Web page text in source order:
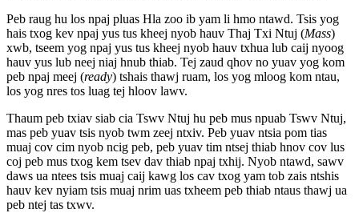
Peb raug hu los npaj pluas Hla zoo ib yam li hmo ntawd. Tsis yog
hais txog kev npaj yus tus kheej nyob hauv Thaj Txi Ntuj (Mass)
xwb, tseem yog npaj yus tus kheej nyob hauv txhua lub caij nyoog
hauv yus lub neej niaj hnub thiab. Tej zaud qhov no yuav yog kom
peb npaj meej (ready) tshais thawj ruam, los yog mloog kom ntau,
los yog nres tos luag tej hloov lawv.
Thaum peb txiav siab cia Tswv Ntuj hu peb mus npuab Tswv Ntuj,
mas peb yuav tsis nyob twm zeej ntxiv. Peb yuav ntsia pom tias
muaj cov cim nyob ncig peb, peb yuav tim ntsej thiab hnov cov lus
coj peb mus txog kem tsev dav thiab npaj txhij. Nyob ntawd, sawv
daws ua ntees tsis muaj caij kawg los cav txog yam tob zais ntshis
hauv kev nyiam tsis muaj nrim uas txheem peb thiab ntaus thawj ua
peb ntej tas txwv.